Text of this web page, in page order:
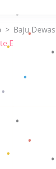
> Baju
E